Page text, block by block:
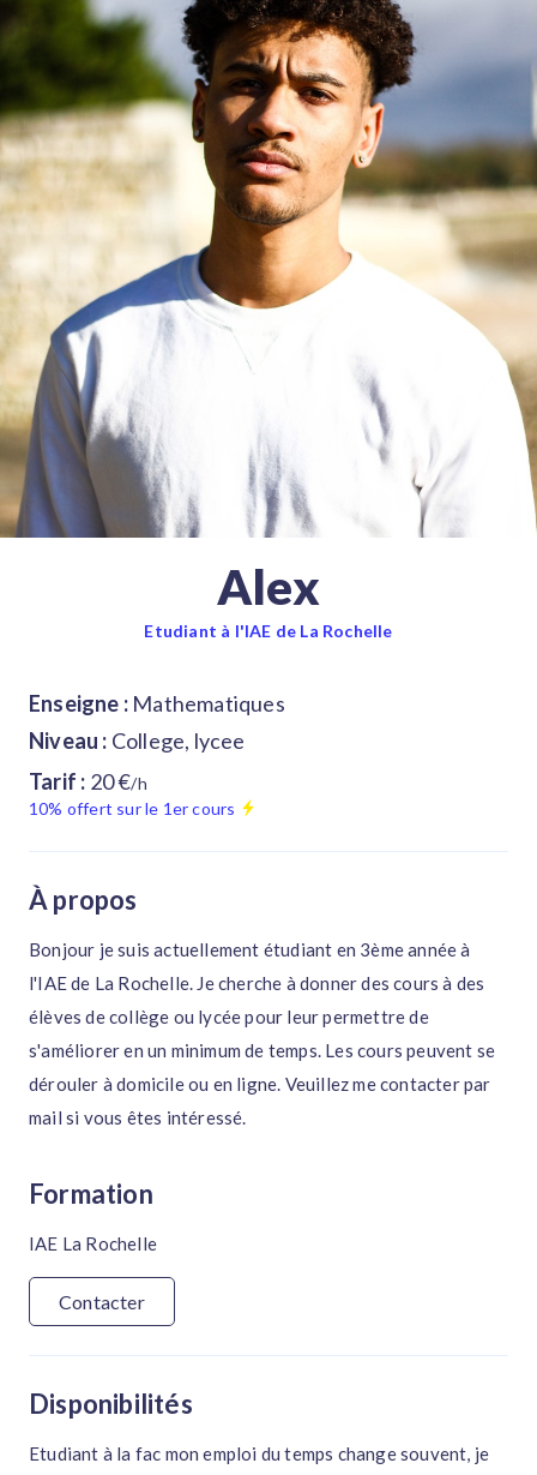
Alex
Etudiant à l'IAE de La Rochelle
Enseigne : Mathematiques
Niveau : College, lycee
Tarif : 20 €/h
10% offert sur le 1er cours
À propos
Bonjour je suis actuellement étudiant en 3ème année à
l'IAE de La Rochelle. Je cherche à donner des cours à des
élèves de collège ou lycée pour leur permettre de
s'améliorer en un minimum de temps. Les cours peuvent se
dérouler à domicile ou en ligne. Veuillez me contacter par
mail si vous êtes intéressé.
Formation
IAE La Rochelle
Contacter
Disponibilités
Etudiant à la fac mon emploi du temps change souvent, je